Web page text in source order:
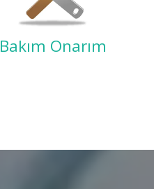
Bakım Onarım